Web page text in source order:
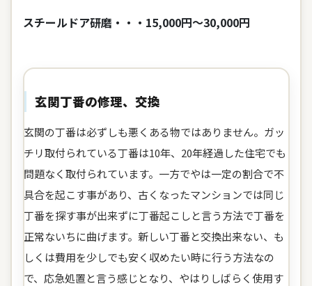
スチールドア研磨・・・15,000円～30,000円
玄関丁番の修理、交換
玄関の丁番は必ずしも悪くある物ではありません。ガッ
チリ取付られている丁番は10年、20年経過した住宅でも
問題なく取付られています。一方でやは一定の割合で不
具合を起こす事があり、古くなったマンションでは同じ
丁番を探す事が出来ずに丁番起こしと言う方法で丁番を
正常ないちに曲げます。新しい丁番と交換出来ない、も
しくは費用を少しでも安く収めたい時に行う方法なの
で、応急処置と言う感じとなり、やはりしばらく使用す